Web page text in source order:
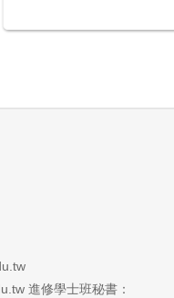
進修學士班秘書：